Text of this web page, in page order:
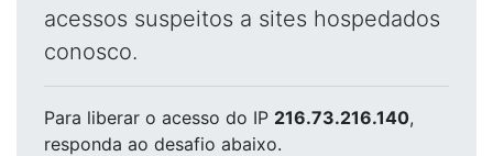
acessos suspeitos a sites hospedados
conosco.
Para liberar o acesso do IP 216.73.216.140,
responda ao desafio abaixo.